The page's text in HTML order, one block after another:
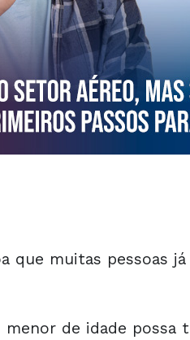
que muitas pessoas
de idade possa